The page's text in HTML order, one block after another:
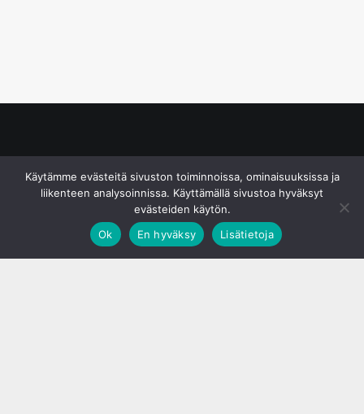
Käytämme evästeitä sivuston toiminnoissa, ominaisuuksissa ja
liikenteen analysoinnissa. Käyttämällä sivustoa hyväksyt
evästeiden käytön.
Ok
En hyväksy Lisätietoja